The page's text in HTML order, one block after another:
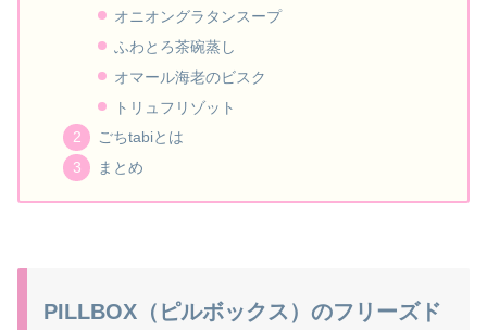
オニオングラタンスープ
ふわとろ茶碗蒸し
オマール海老のビスク
トリュフリゾット
ごちtabiとは
まとめ
PILLBOX（ピルボックス）のフリーズド